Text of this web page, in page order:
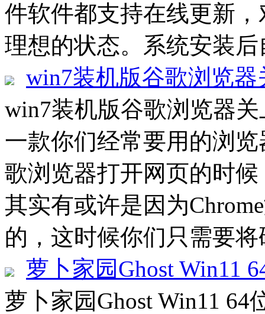
件软件都支持在线更新
理想的状态。系统安装
win7装机版谷歌浏览
win7装机版谷歌浏览器
一款你们经常要用的浏
歌浏览器打开网页的时
其实有或许是因为
的，这时候你们只需要
萝卜家园Ghost Win11
萝卜家园Ghost Win11 64